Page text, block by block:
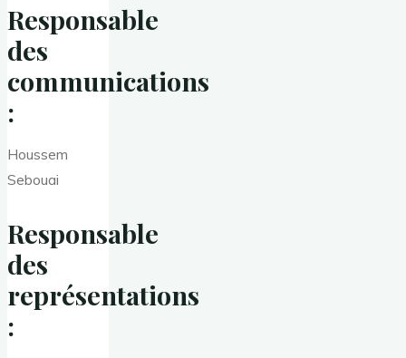
Responsable
des
communications
:
Houssem
Sebouai
Responsable
des
représentations
: